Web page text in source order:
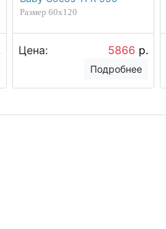
Размер 60х120
Цена: 5866 р.
Подробнее